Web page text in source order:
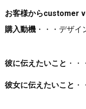
お客様からcustomer
購入動機 ・・・デザ
彼に伝えたいこと ・
彼女に伝えたいこと